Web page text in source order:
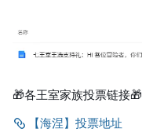
🎁各王室家族投票链接🎁
【海涅】投票地址